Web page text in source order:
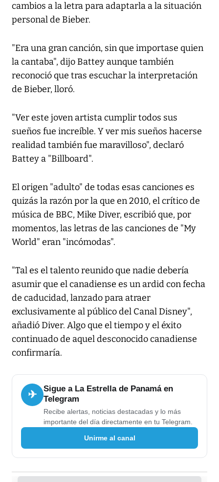
cambios a la letra para adaptarla a la situación
personal de Bieber.
"Era una gran canción, sin que importase quien
la cantaba", dijo Battey aunque también
reconoció que tras escuchar la interpretación
de Bieber, lloró.
"Ver este joven artista cumplir todos sus
sueños fue increíble. Y ver mis sueños hacerse
realidad también fue maravilloso", declaró
Battey a "Billboard".
El origen "adulto" de todas esas canciones es
quizás la razón por la que en 2010, el crítico de
música de BBC, Mike Diver, escribió que, por
momentos, las letras de las canciones de "My
World" eran "incómodas".
"Tal es el talento reunido que nadie debería
asumir que el canadiense es un ardid con fecha
de caducidad, lanzado para atraer
exclusivamente al público del Canal Disney",
añadió Diver. Algo que el tiempo y el éxito
continuado de aquel desconocido canadiense
confirmaría.
✈
Sigue a La Estrella de Panamá en
Telegram
Recibe alertas, noticias destacadas y lo más
importante del día directamente en tu Telegram.
Unirme al canal